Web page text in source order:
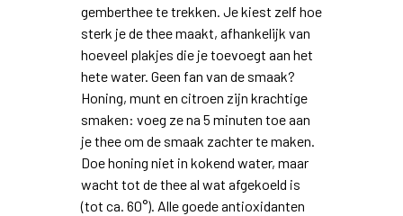
gemberthee te trekken. Je kiest zelf hoe
sterk je de thee maakt, afhankelijk van
hoeveel plakjes die je toevoegt aan het
hete water. Geen fan van de smaak?
Honing, munt en citroen zijn krachtige
smaken: voeg ze na 5 minuten toe aan
je thee om de smaak zachter te maken.
Doe honing niet in kokend water, maar
wacht tot de thee al wat afgekoeld is
(tot ca. 60°). Alle goede antioxidanten